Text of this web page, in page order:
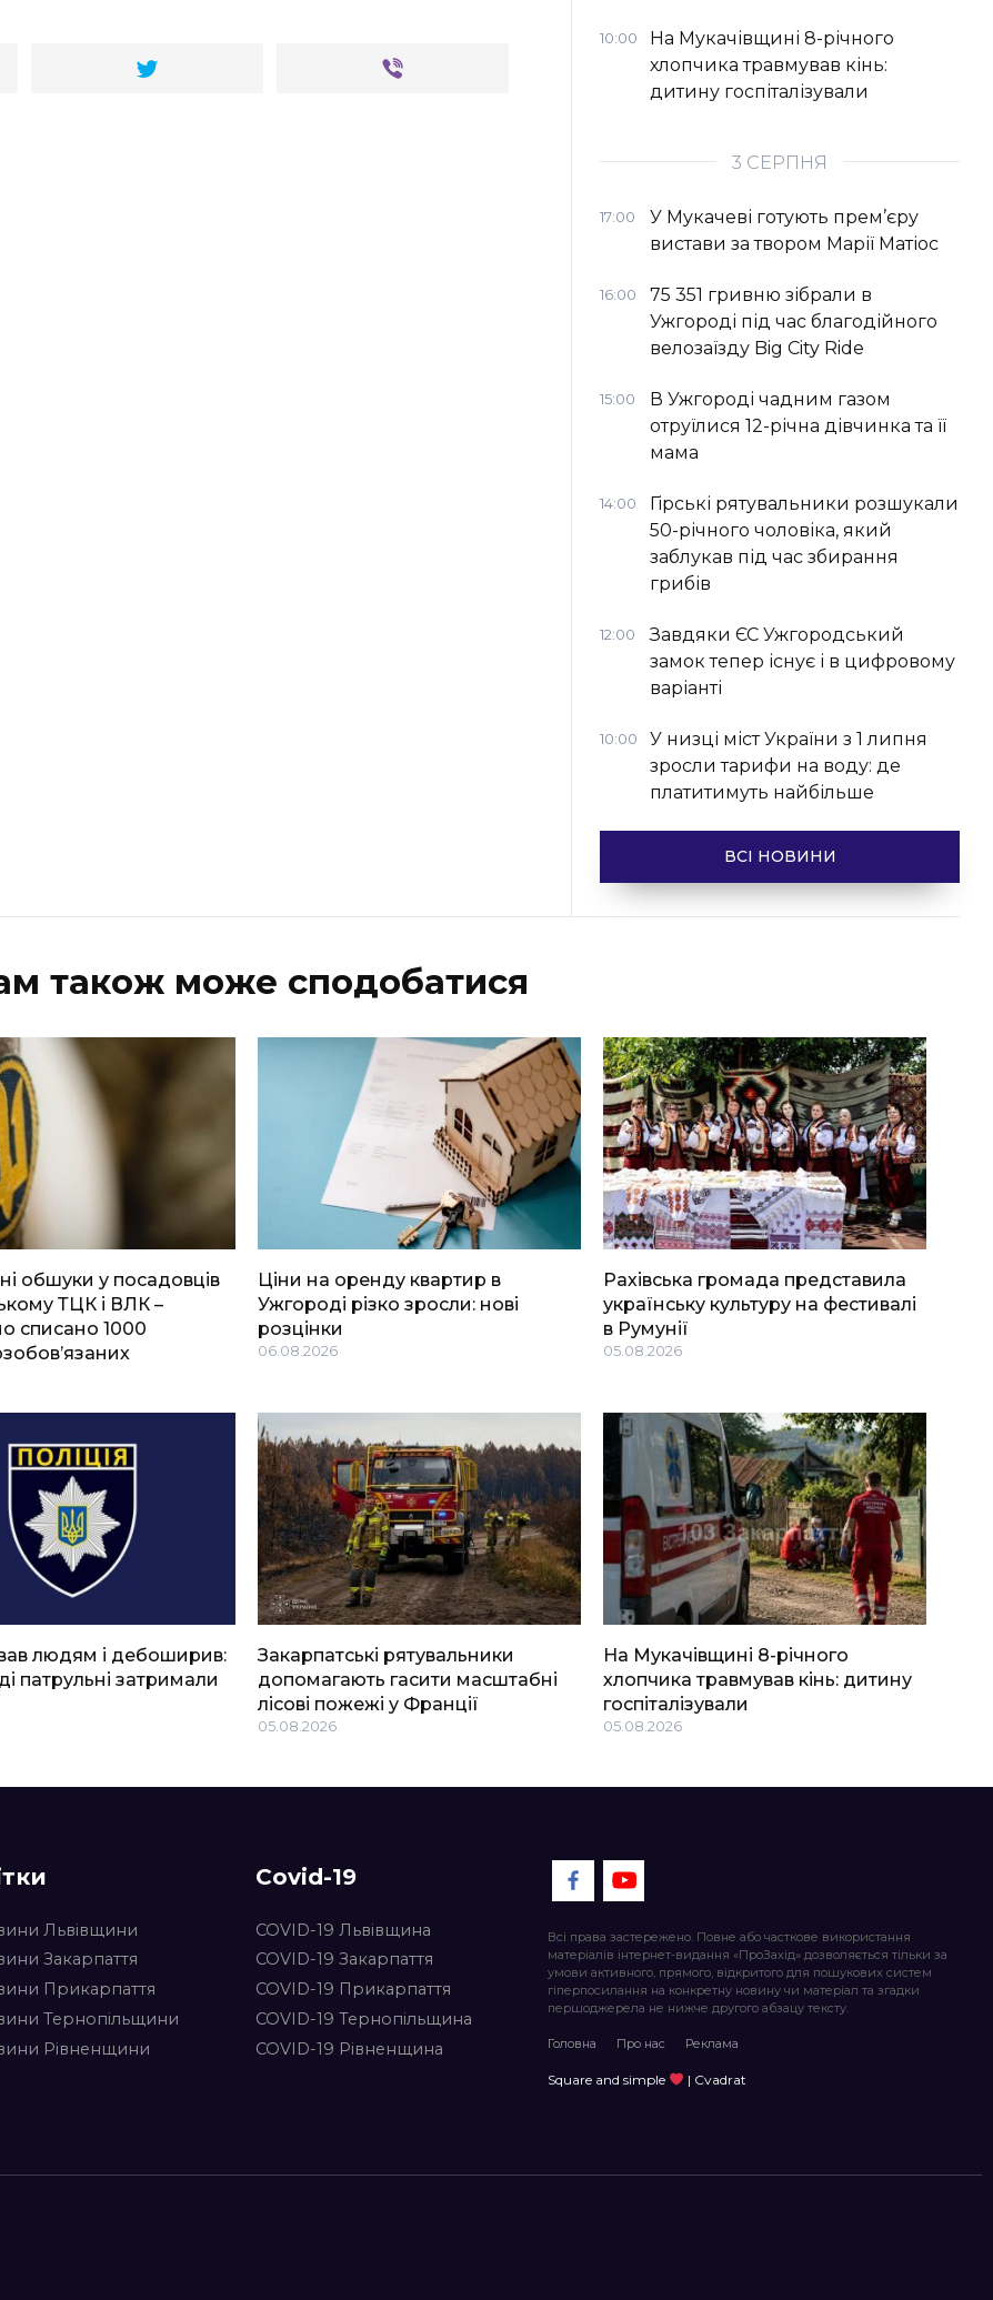
10:00
На Мукачівщині 8-річного
хлопчика травмував кінь:
дитину госпіталізували
3 СЕРПНЯ
17:00
У Мукачеві готують прем’єру
вистави за твором Марії Матіос
16:00
75 351 гривню зібрали в
Ужгороді під час благодійного
велозаїзду Big Сity Ride
15:00
В Ужгороді чадним газом
отруїлися 12-річна дівчинка та її
мама
14:00
Гірські рятувальники розшукали
50-річного чоловіка, який
заблукав під час збирання
грибів
12:00
Завдяки ЄС Ужгородський
замок тепер існує і в цифровому
варіанті
10:00
У низці міст України з 1 липня
зросли тарифи на воду: де
платитимуть найбільше
ВСІ НОВИНИ
також може сподобатися
обшуки у посадовців
ТЦК і ВЛК –
списано 1000
Ціни на оренду квартир в
Ужгороді різко зросли: нові
розцінки
06.08.2026
Рахівська громада представила
українську культуру на фестивалі
в Румунії
05.08.2026
людям і дебоширив:
патрульні затримали
Закарпатські рятувальники
допомагають гасити масштабні
лісові пожежі у Франції
05.08.2026
На Мукачівщині 8-річного
хлопчика травмував кінь: дитину
госпіталізували
05.08.2026
Львівщини
Закарпаття
Прикарпаття
Тернопільщини
Рівненщини
Covid-19
COVID-19 Львівщина
COVID-19 Закарпаття
COVID-19 Прикарпаття
COVID-19 Тернопільщина
COVID-19 Рівненщина
Всі права застережено. Повне або часткове використання
матеріалів інтернет-видання «ПроЗахід» дозволяється тільки за
умови активного, прямого, відкритого для пошукових систем
гіперпосилання на конкретну новину чи матеріал та згадки
першоджерела не нижче другого абзацу тексту.
Головна Про нас Реклама
Square and simple | Cvadrat